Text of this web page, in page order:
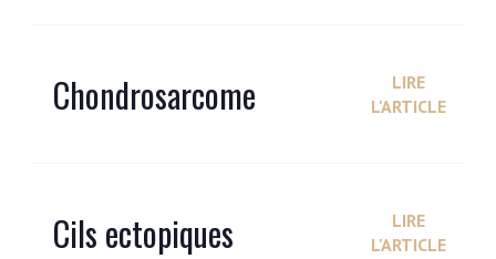
Chondrosarcome
LIRE
L'ARTICLE
Cils ectopiques
LIRE
L'ARTICLE